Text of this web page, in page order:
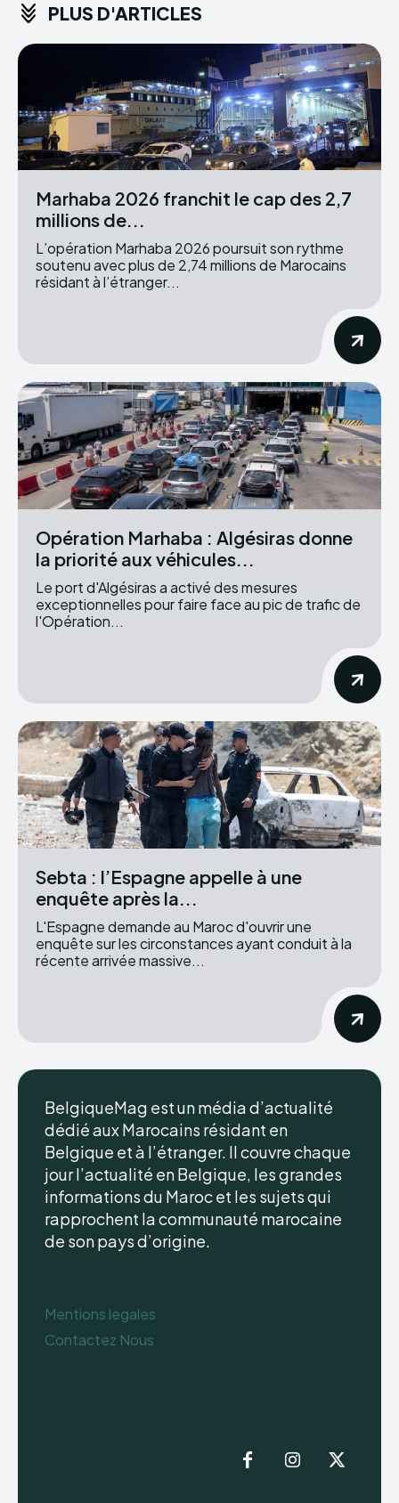
PLUS D'ARTICLES
Marhaba 2026 franchit le cap des 2,7
millions de...
L’opération Marhaba 2026 poursuit son rythme
soutenu avec plus de 2,74 millions de Marocains
résidant à l’étranger...
Opération Marhaba : Algésiras donne
la priorité aux véhicules...
Le port d'Algésiras a activé des mesures
exceptionnelles pour faire face au pic de trafic de
l'Opération...
Sebta : l’Espagne appelle à une
enquête après la...
L'Espagne demande au Maroc d'ouvrir une
enquête sur les circonstances ayant conduit à la
récente arrivée massive...
BelgiqueMag est un média d’actualité
dédié aux Marocains résidant en
Belgique et à l’étranger. Il couvre chaque
jour l’actualité en Belgique, les grandes
informations du Maroc et les sujets qui
rapprochent la communauté marocaine
de son pays d’origine.
Mentions legales
Contactez Nous